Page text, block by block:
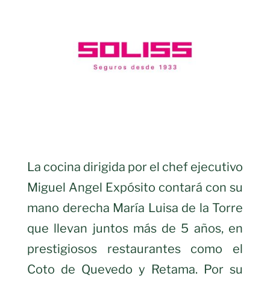
La cocina dirigida por el chef ejecutivo
Miguel Angel Expósito contará con su
mano derecha María Luisa de la Torre
que llevan juntos más de 5 años, en
prestigiosos restaurantes como el
Coto de Quevedo y Retama. Por su